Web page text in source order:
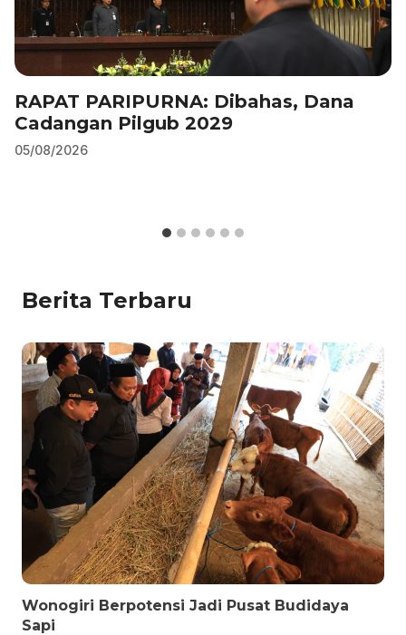
RAPAT PARIPURNA: Dibahas, Dana
Cadangan Pilgub 2029
05/08/2026
Berita Terbaru
Wonogiri Berpotensi Jadi Pusat Budidaya
Sapi